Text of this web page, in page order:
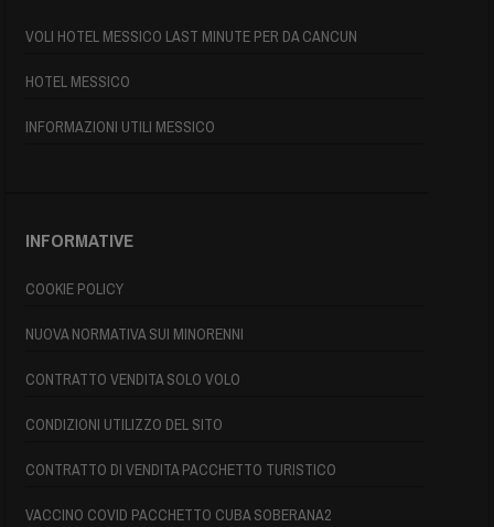
VOLI HOTEL MESSICO LAST MINUTE PER DA CANCUN
HOTEL MESSICO
INFORMAZIONI UTILI MESSICO
INFORMATIVE
COOKIE POLICY
NUOVA NORMATIVA SUI MINORENNI
CONTRATTO VENDITA SOLO VOLO
CONDIZIONI UTILIZZO DEL SITO
CONTRATTO DI VENDITA PACCHETTO TURISTICO
VACCINO COVID PACCHETTO CUBA SOBERANA2